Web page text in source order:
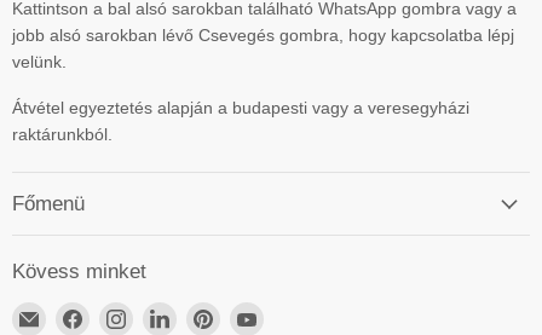
Kattintson a bal alsó sarokban található WhatsApp gombra vagy a
jobb alsó sarokban lévő Csevegés gombra, hogy kapcsolatba lépj
velünk.
Átvétel egyeztetés alapján a budapesti vagy a veresegyházi
raktárunkból.
Főmenü
Kövess minket
Email
ElérhetőségünkFacebook
ElérhetőségünkInstagram
ElérhetőségünkLinkedIn
ElérhetőségünkPinterest